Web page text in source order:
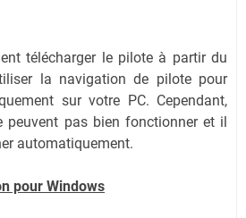
télécharger le pilote à partir du
la navigation de pilote pour
sur votre PC. Cependant,
peuvent pas bien fonctionner et il
automatiquement.
pour Windows